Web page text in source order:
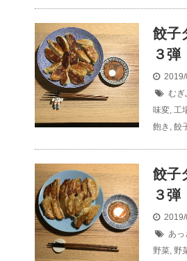
餃子
３
2019/
むぎ
味変 工
飽き 餃
餃子
３
2019/
あっ
野菜 野